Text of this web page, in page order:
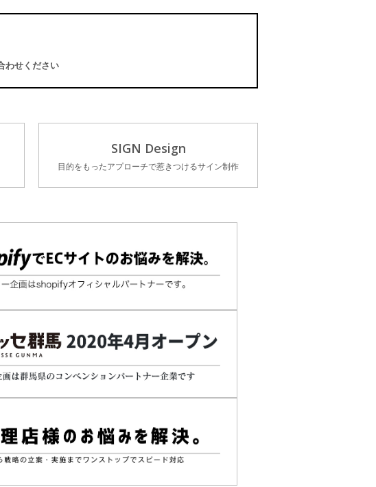
わせください
SIGN Design
目的をもったアプローチで惹きつけるサイン制作